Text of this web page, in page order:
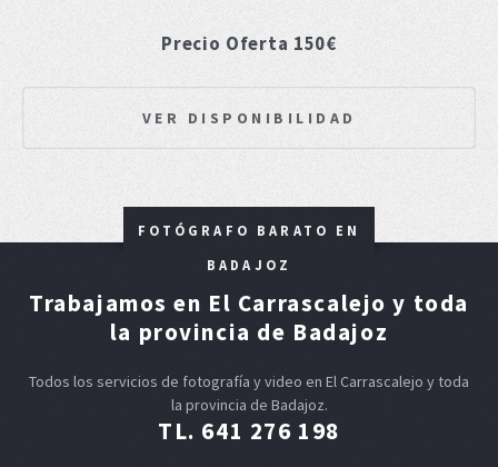
Precio Oferta 150€
VER DISPONIBILIDAD
FOTÓGRAFO BARATO EN
BADAJOZ
Trabajamos en El Carrascalejo y toda
la provincia de Badajoz
Todos los servicios de fotografía y video en El Carrascalejo y toda
la provincia de Badajoz.
TL. 641 276 198